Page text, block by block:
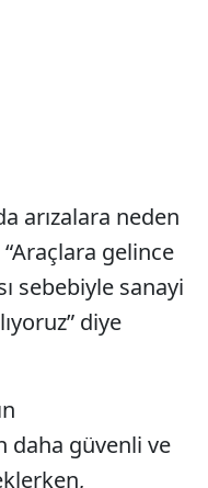
arızalara neden
gelince
sebebiyle sanayi
diye
daha güvenli ve